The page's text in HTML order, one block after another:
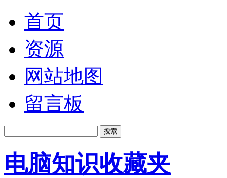
首页
资源
网站地图
留言板
电脑知识收藏夹